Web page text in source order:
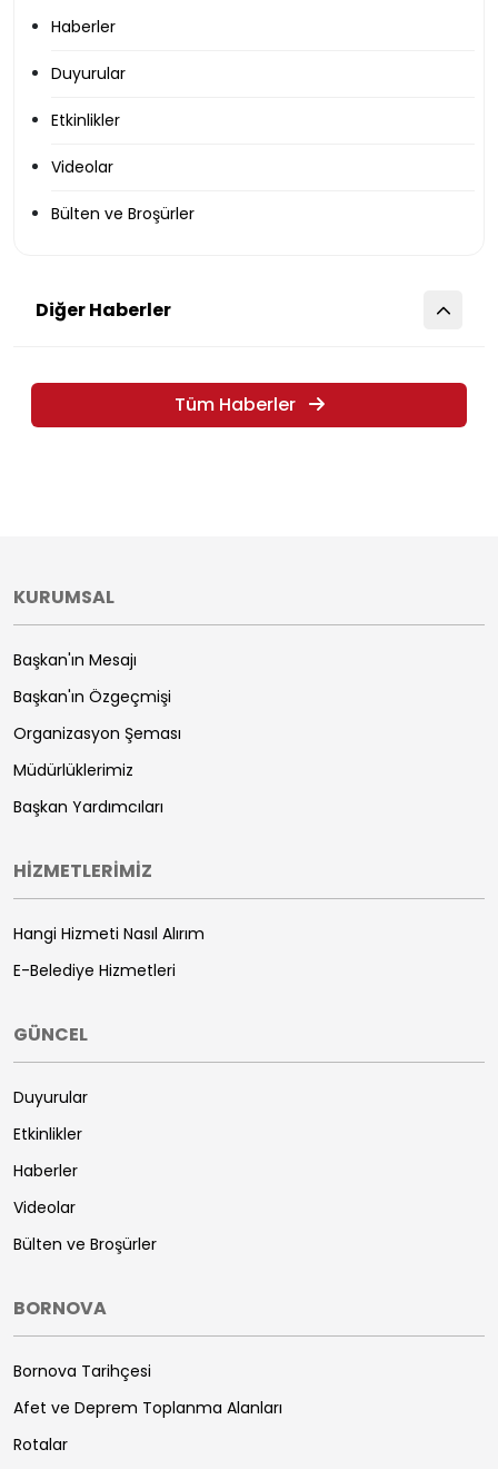
Haberler
Duyurular
Etkinlikler
Videolar
Bülten ve Broşürler
Diğer Haberler
Tüm Haberler
KURUMSAL
Başkan'ın Mesajı
Başkan'ın Özgeçmişi
Organizasyon Şeması
Müdürlüklerimiz
Başkan Yardımcıları
HİZMETLERİMİZ
Hangi Hizmeti Nasıl Alırım
E-Belediye Hizmetleri
GÜNCEL
Duyurular
Etkinlikler
Haberler
Videolar
Bülten ve Broşürler
BORNOVA
Bornova Tarihçesi
Afet ve Deprem Toplanma Alanları
Rotalar